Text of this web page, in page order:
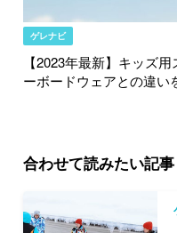
ゲレナビ
【2023年最新】キッズ
ーボードウェアとの違い
合わせて読みたい記事